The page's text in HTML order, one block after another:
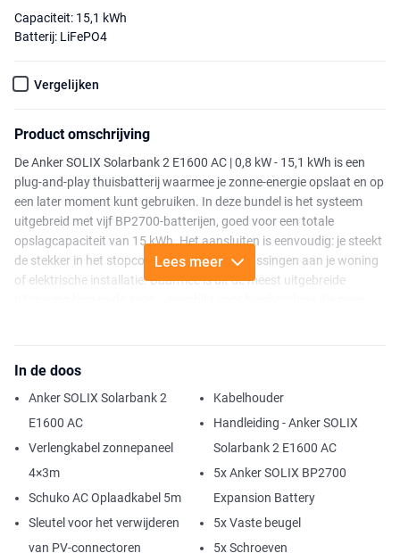
Capaciteit: 15,1 kWh
Batterij: LiFePO4
Vergelijken
Product omschrijving
De Anker SOLIX Solarbank 2 E1600 AC | 0,8 kW - 15,1 kWh is een
plug-and-play thuisbatterij waarmee je zonne-energie opslaat en op
een later moment kunt gebruiken. In deze bundel is het systeem
uitgebreid met vijf BP2700-batterijen, goed voor een totale
opslagcapaciteit van 15 kWh. Het aansluiten is eenvoudig: je steekt
de stekker in het stopcontact, zonder aanpassingen aan je woning
of elektrische installatie. Daarmee is dit de meest uitgebreide
Of je nu al een zonnepaneelinstallatie met omvormer of micro-
omvormers hebt, of losse zonnepanelen gebruikt: dit systeem past
Solarbank direct als plug-in batterij via het stopcontact. Gebruik je
losse panelen, dan sluit je deze rechtstreeks aan via de twee MPPT-
ingangen met een totale capaciteit van 1200 W. Ook opladen via
een dynamisch energiecontract. Je stelt alles eenvoudig in via de
Anker-app, afgestemd op je eigen voorkeuren en gebruikspatroon.
Lees meer
In de doos
Anker SOLIX Solarbank 2
E1600 AC
Verlengkabel zonnepaneel
4×3m
Schuko AC Oplaadkabel 5m
Sleutel voor het verwijderen
van PV-connectoren
Kabelhouder
Handleiding - Anker SOLIX
Solarbank 2 E1600 AC
5x Anker SOLIX BP2700
Expansion Battery
5x Vaste beugel
5x Schroeven